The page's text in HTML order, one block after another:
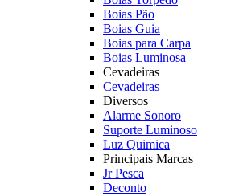
Boias Pão
Boias Guia
Boias para Carpa
Boias Luminosa
Cevadeiras
Cevadeiras
Diversos
Alarme Sonoro
Suporte Luminoso
Luz Quimica
Principais Marcas
Jr Pesca
Deconto